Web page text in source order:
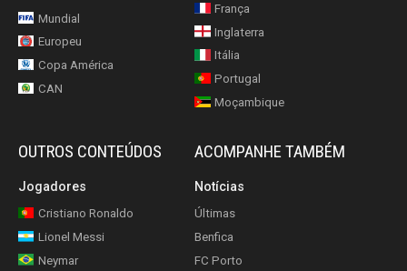
Mundial
Europeu
Copa América
CAN
França
Inglaterra
Itália
Portugal
Moçambique
OUTROS CONTEÚDOS
Jogadores
Cristiano Ronaldo
Lionel Messi
Neymar
ACOMPANHE TAMBÉM
Notícias
Últimas
Benfica
FC Porto